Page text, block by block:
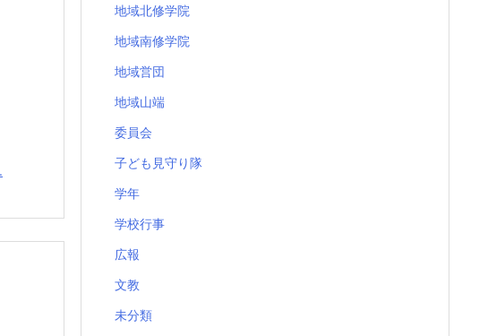
地域北修学院
地域南修学院
地域営団
地域山端
委員会
子ども見守り隊
学年
学校行事
広報
文教
未分類